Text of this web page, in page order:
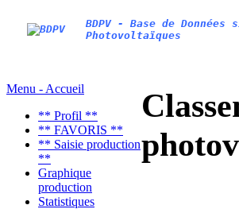
BDPV - Base de Données
Photovoltaïques
Menu - Accueil
** Profil **
** FAVORIS **
** Saisie production
**
Graphique
production
Statistiques